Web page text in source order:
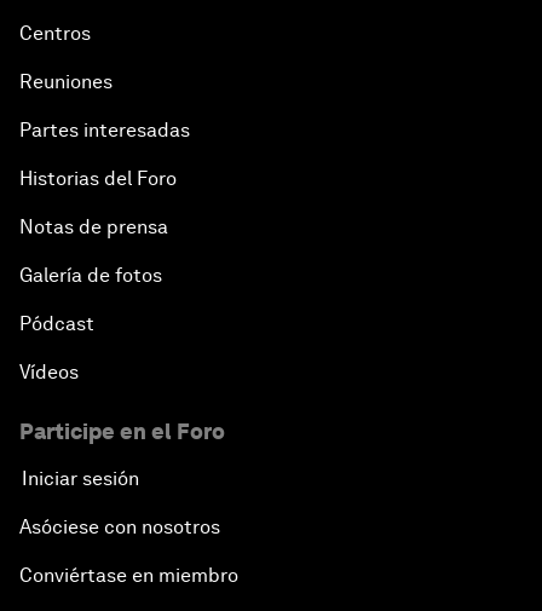
Centros
Reuniones
Partes interesadas
Historias del Foro
Notas de prensa
Galería de fotos
Pódcast
Vídeos
Participe en el Foro
Iniciar sesión
Asóciese con nosotros
Conviértase en miembro